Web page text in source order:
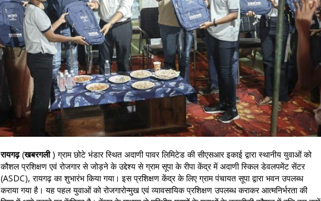
रायगढ़(खबरगली) ग्राम छोटे भंडार स्थित अदाणी पावर लिमिटेड की सीएसआर इकाई द्वारा स्थानीय युवाओं को
कौशल प्रशिक्षण एवं रोजगार से जोड़ने के उद्देश्य से ग्राम सूपा के रीपा केंद्र में अदाणी स्किल डेवलपमेंट सेंटर
(ASDC), रायगढ़ का शुभारंभ किया गया। इस प्रशिक्षण केंद्र के लिए ग्राम पंचायत सूपा द्वारा भवन उपलब्ध
कराया गया है। यह पहल युवाओं को रोजगारोन्मुख एवं व्यावसायिक प्रशिक्षण उपलब्ध कराकर आत्मनिर्भरता की